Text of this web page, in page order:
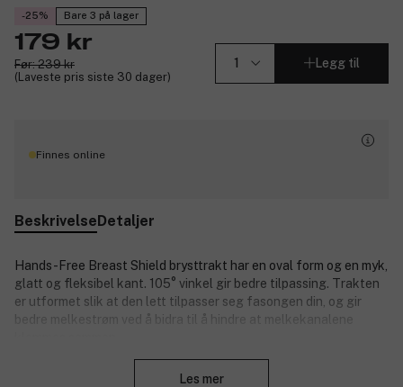
-25% Bare 3 på lager
179 kr
Før: 239 kr
(Laveste pris siste 30 dager)
Legg til
Finnes online
BeskrivelseDetaljer
Hands-Free Breast Shield brysttrakt har en oval form og en myk,
glatt og fleksibel kant. 105° vinkel gir bedre tilpassing. Trakten
er utformet slik at den lett tilpasser seg fasongen din, og gir
bedre melkestrøm ved å bidra til å hindre at melkekanalene
Les mer